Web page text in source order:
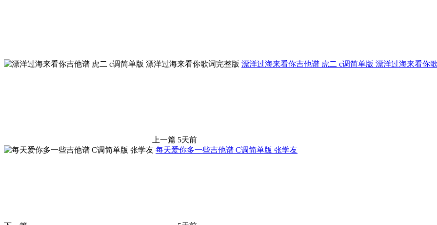
漂洋过海来看你吉他谱 虎二 c调简单版 漂洋过海来看你
上一篇 5天前
每天爱你多一些吉他谱 C调简单版 张学友